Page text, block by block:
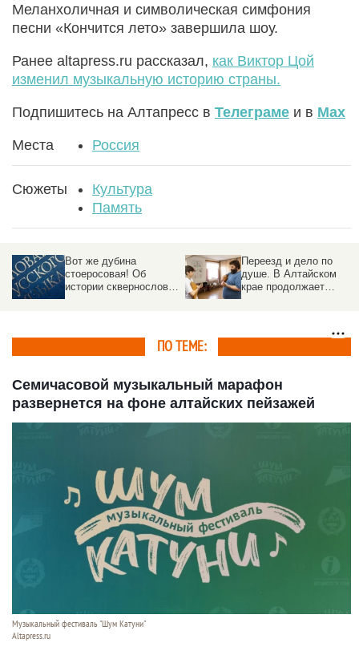
Меланхоличная и символическая симфония
песни «Кончится лето» завершила шоу.
Ранее altapress.ru рассказал, как Виктор Цой
изменил музыкальную историю страны.
Подпишитесь на Алтапресс в Телеграме и в Max
Места Россия
Сюжеты
Культура
Память
Вот же дубина
стоеросовая! Об
истории сквернословия
Переезд и дело по
душе. В Алтайском
крае продолжает
ПО ТЕМЕ:
Семичасовой музыкальный марафон
развернется на фоне алтайских пейзажей
Музыкальный фестиваль "Шум Катуни"
Altapress.ru